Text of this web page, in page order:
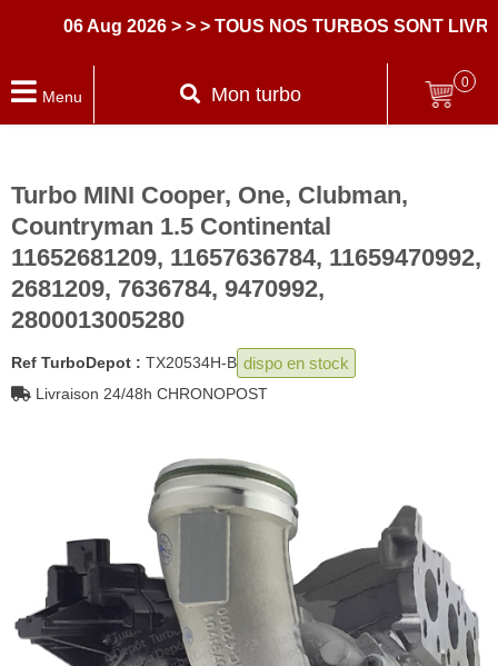
06 Aug 2026 > > > TOUS NOS TURBOS SONT LIVRES
Menu Mon turbo
0
Turbo MINI Cooper, One, Clubman,
Countryman 1.5 Continental
11652681209, 11657636784, 11659470992,
2681209, 7636784, 9470992,
2800013005280
Ref TurboDepot : TX20534H-B dispo en stock
Livraison 24/48h CHRONOPOST